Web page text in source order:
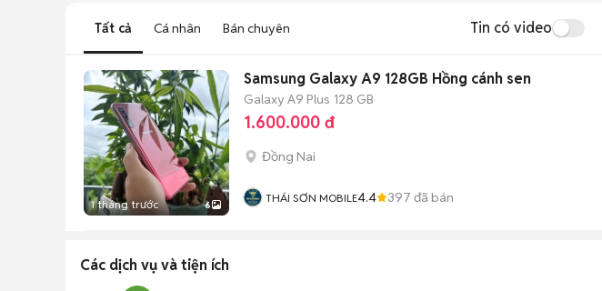
Tất cả Cá nhân Bán chuyên Tin có video
1 tháng trước 6
Samsung Galaxy A9 128GB Hồng cánh sen
Galaxy A9 Plus 128 GB
1.600.000 đ
Đồng Nai
THÁI SƠN MOBILE4.4 397 đã bán
Các dịch vụ và tiện ích